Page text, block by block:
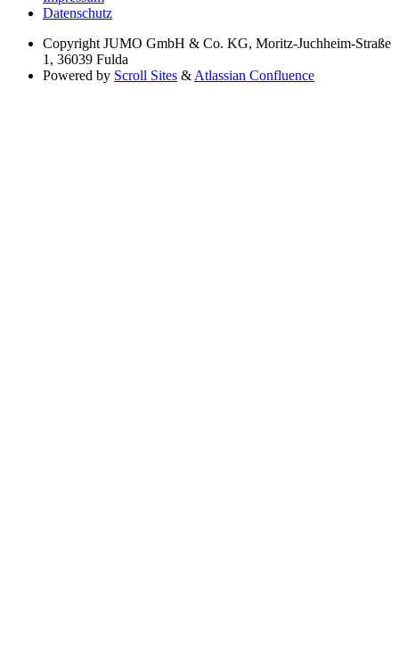
Datenschutz
Copyright JUMO GmbH & Co. KG, Moritz-Juchheim-Straße
1, 36039 Fulda
Powered by Scroll Sites & Atlassian Confluence